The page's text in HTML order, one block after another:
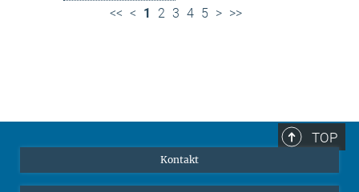
<< < 1 2 3 4 5 > >>
TOP
Kontakt